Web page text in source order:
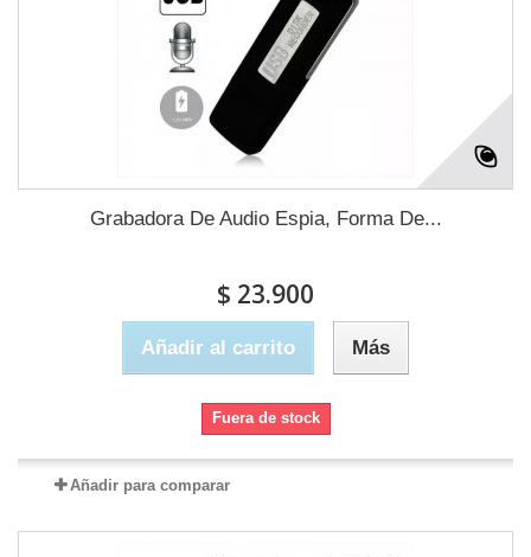
Grabadora De Audio Espia, Forma De...
$ 23.900
Añadir al carrito Más
Fuera de stock
Añadir para comparar